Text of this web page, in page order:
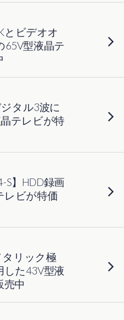
とビデオオ
65V型液晶テ
タル3波に
テレビが特
S】HDD録画
レビが特価
リック極
した43V型液
売中